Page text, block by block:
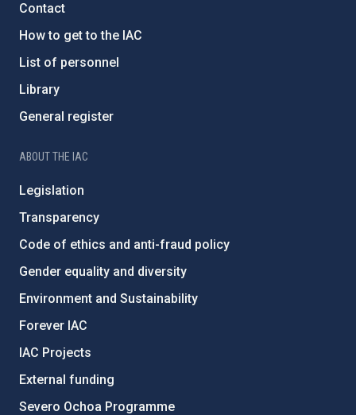
Contact
How to get to the IAC
List of personnel
Library
General register
ABOUT THE IAC
Legislation
Transparency
Code of ethics and anti-fraud policy
Gender equality and diversity
Environment and Sustainability
Forever IAC
IAC Projects
External funding
Severo Ochoa Programme